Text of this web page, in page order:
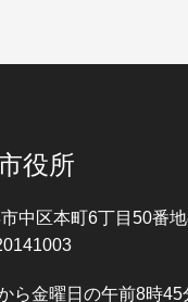
役所
中区本町6丁目50番
ら金曜日の午前8時